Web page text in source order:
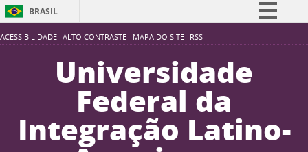
ACESSIBILIDADE ALTO CONTRASTE MAPA DO SITE RSS
BRASIL
Simplifique!
Participe
Acesso à informação
Legislação
Canais
Universidade
Federal da
Integração Latino-